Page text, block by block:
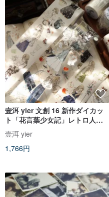
壹洱 yier 文創 16 新作ダイカッ
ト「花言葉少女記」レトロ人物
ダイカットマスキングテープ 素
材ステッカー
壹洱 yier
1,766円